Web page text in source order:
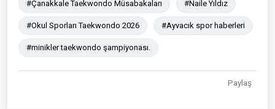
#Çanakkale Taekwondo Müsabakaları #Naile Yıldız
#Okul Sporları Taekwondo 2026 #Ayvacık spor haberleri
#minikler taekwondo şampiyonası.
Paylaş